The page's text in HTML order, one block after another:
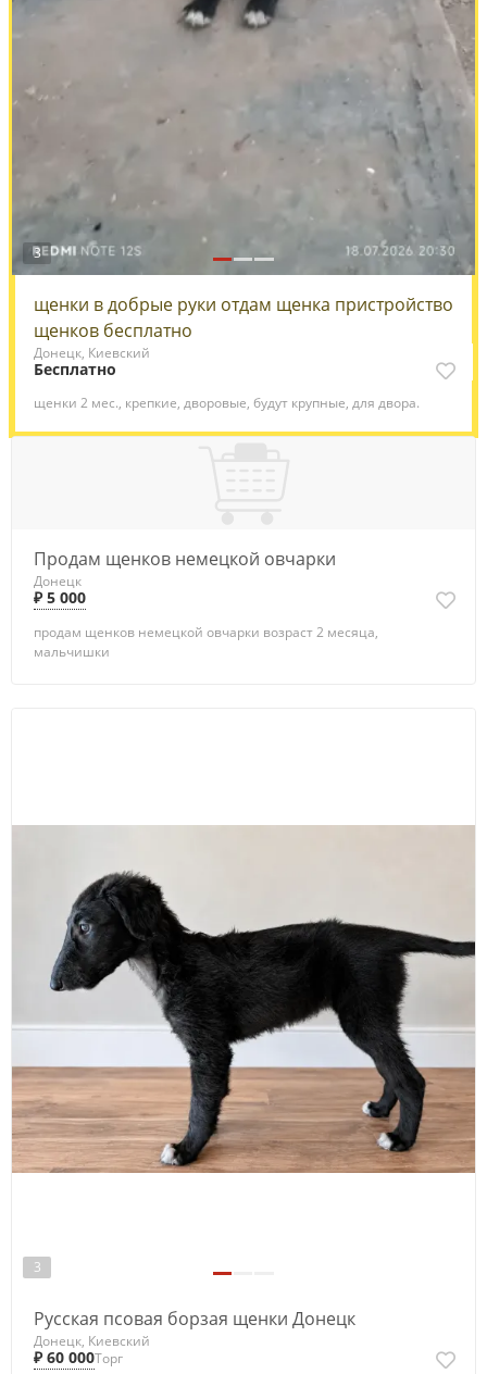
3
щенки в добрые руки отдам щенка пристройство
щенков бесплатно
Донецк, Киевский
Бесплатно
щенки 2 мес., крепкие, дворовые, будут крупные, для двора.
Продам щенков немецкой овчарки
Донецк
₽ 5 000
продам щенков немецкой овчарки возраст 2 месяца,
мальчишки
3
Русская псовая борзая щенки Донецк
Донецк, Киевский
₽ 60 000Торг